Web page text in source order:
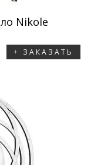
Nikole
ЗАКАЗАТЬ